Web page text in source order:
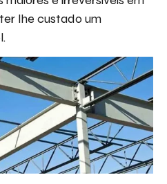
lhe custado um